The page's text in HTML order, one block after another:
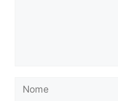
Nome